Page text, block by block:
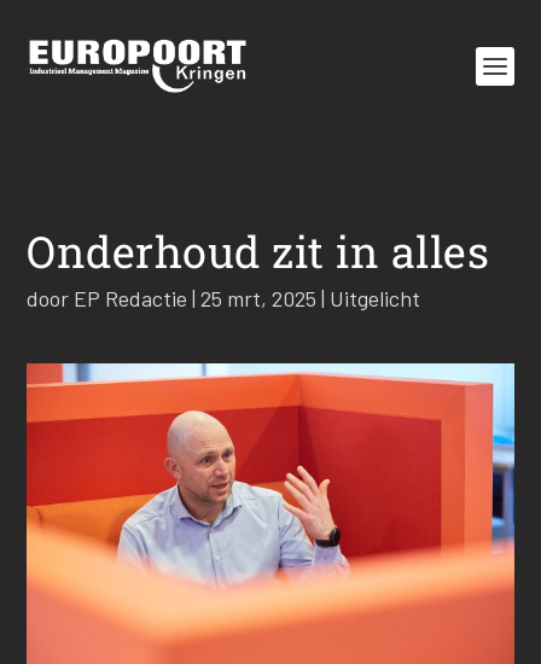
Onderhoud zit in alles
door EP Redactie |25 mrt, 2025 | Uitgelicht